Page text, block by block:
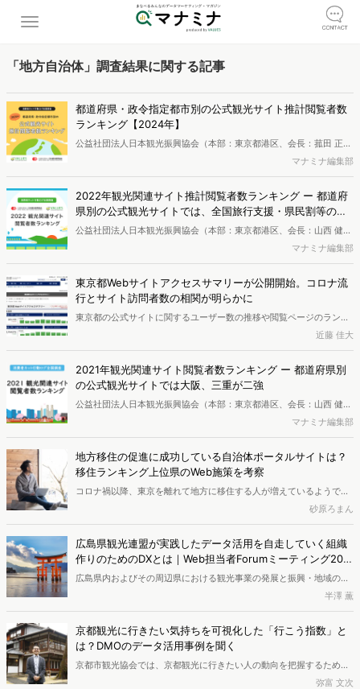
「地方自治体」調査結果に関する記事
都道府県・政令指定都市別の公式観光サイト推計閲覧者数
ランキング【2024年】
公益社団法人日本観光振興協会（本部：東京都港区、会長：菰田 正
信）と、ネット行動分析サービスを提供する株式会社ヴァリューズ
（本社：東京都港区、代表取締役社長：辻本 秀幸）は協同で、2024
年の観光関連Webサイトの年間推計閲覧者数を調査しました。
マナミナ編集部
2022年観光関連サイト推計閲覧者数ランキング ー 都道府
県別の公式観光サイトでは、全国旅行支援・県民割等の影
響が顕著
公益社団法人日本観光振興協会（本部：東京都港区、会長：山西 健一
郎）と、ネット行動分析サービスを提供する株式会社ヴァリューズ
（本社：東京都港区、代表取締役社長：辻本 秀幸）は協同で、2022
年の観光関連Webサイトの年間推計閲覧者数を調査しました。
マナミナ編集部
東京都Webサイトアクセスサマリーが公開開始。コロナ流
行とサイト訪問者数の相関が明らかに
東京都の公式サイトに関するユーザー数の推移や閲覧ページのランキ
ングがダッシュボードとして一般に公開されました。ダッシュボード
のデータとアクセス解析ツール「Dockpit」のデータを組み合わせた
ところ、コロナの流入とユーザー数の相関や、コロナ以外に関心を持
つユーザーの検索行動が見られました。
近藤 佳大
2021年観光関連サイト閲覧者数ランキング ー 都道府県別
の公式観光サイトでは大阪、三重が二強
公益社団法人日本観光振興協会（本部：東京都港区、会長：山西 健一
郎）と、ネット行動分析サービスを提供する株式会社ヴァリューズ
（本社：東京都港区、代表取締役社長：辻本 秀幸）は協同で、2021
年の観光関連Webサイトの年間閲覧者数を調査しました。
マナミナ編集部
地方移住の促進に成功している自治体ポータルサイトは？
移住ランキング上位県のWeb施策を考察
コロナ禍以降、東京を離れて地方に移住する人が増えているようで
す。移住促進に取り組む地方自治体にとって、オンラインでの情報収
集の入り口となる「移住ポータルサイト」の重要性はさらに高まって
きています。今回は、人気移住地のそれぞれのポータルサイトのユー
ザー属性や、サイト内のコンテンツごとの関心層の違いなどを調査し
ていきます。
砂原ろまん
広島県観光連盟が実践したデータ活用を自走していく組織
作りのためのDXとは｜Web担当者Forumミーティング202
1春レポート
広島県内およびその周辺県における観光事業の発展と振興・地域の活
性化を図る、一般社団法人広島県観光連盟（HIT）。今回は2021年5
月24日に開催された「Web担当者Forumミーティング2021春」にて
解説された、「新たな観光構造の構築に向けて広島県観光連盟が実践
したデータ活用を自走していく組織作りのためのDX」についての手法
をご紹介します。
半澤 薫
京都観光に行きたい気持ちを可視化した「行こう指数」と
は？DMOのデータ活用事例を聞く
京都市観光協会では、京都観光に行きたい人の動向を把握するため
「行こう指数」を開発しました。この指標ではヴァリューズのWeb閲
弥富 文次